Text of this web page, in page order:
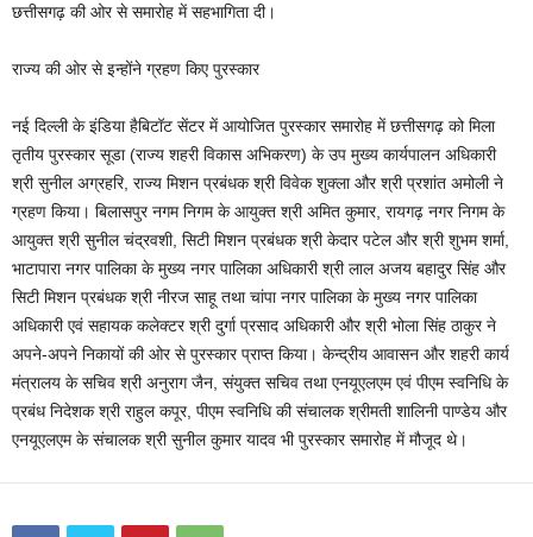
छत्तीसगढ़ की ओर से समारोह में सहभागिता दी।
राज्य की ओर से इन्होंने ग्रहण किए पुरस्कार
नई दिल्ली के इंडिया हैबिटॉट सेंटर में आयोजित पुरस्कार समारोह में छत्तीसगढ़ को मिला
तृतीय पुरस्कार सूडा (राज्य शहरी विकास अभिकरण) के उप मुख्य कार्यपालन अधिकारी
श्री सुनील अग्रहरि, राज्य मिशन प्रबंधक श्री विवेक शुक्ला और श्री प्रशांत अमोली ने
ग्रहण किया। बिलासपुर नगम निगम के आयुक्त श्री अमित कुमार, रायगढ़ नगर निगम के
आयुक्त श्री सुनील चंद्रवशी, सिटी मिशन प्रबंधक श्री केदार पटेल और श्री शुभम शर्मा,
भाटापारा नगर पालिका के मुख्य नगर पालिका अधिकारी श्री लाल अजय बहादुर सिंह और
सिटी मिशन प्रबंधक श्री नीरज साहू तथा चांपा नगर पालिका के मुख्य नगर पालिका
अधिकारी एवं सहायक कलेक्टर श्री दुर्गा प्रसाद अधिकारी और श्री भोला सिंह ठाकुर ने
अपने-अपने निकायों की ओर से पुरस्कार प्राप्त किया। केन्द्रीय आवासन और शहरी कार्य
मंत्रालय के सचिव श्री अनुराग जैन, संयुक्त सचिव तथा एनयूएलएम एवं पीएम स्वनिधि के
प्रबंध निदेशक श्री राहुल कपूर, पीएम स्वनिधि की संचालक श्रीमती शालिनी पाण्डेय और
एनयूएलएम के संचालक श्री सुनील कुमार यादव भी पुरस्कार समारोह में मौजूद थे।